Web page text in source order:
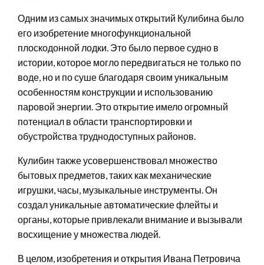
Одним из самых значимых открытий Кулибина было
его изобретение многофункциональной
плоскодонной лодки. Это было первое судно в
истории, которое могло передвигаться не только по
воде, но и по суше благодаря своим уникальным
особенностям конструкции и использованию
паровой энергии. Это открытие имело огромный
потенциал в области транспортировки и
обустройства труднодоступных районов.
Кулибин также усовершенствовал множество
бытовых предметов, таких как механические
игрушки, часы, музыкальные инструменты. Он
создал уникальные автоматические флейты и
органы, которые привлекали внимание и вызывали
восхищение у множества людей.
В целом, изобретения и открытия Ивана Петровича